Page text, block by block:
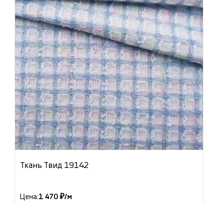
Ткань Твид 19142
Цена:1 470 ₽/м